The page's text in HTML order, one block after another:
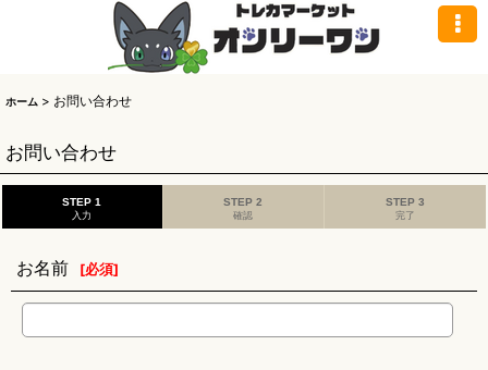
ホーム > お問い合わせ
お問い合わせ
STEP 1
入力
STEP 2
確認
STEP 3
完了
お名前 [必須]